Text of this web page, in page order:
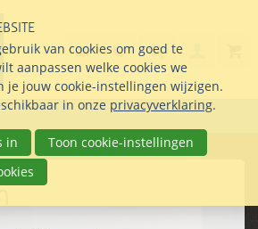
info@seltmann-
Stel uw vraag
085 76 07 000
Search
van cookies om goed te
aanpassen welke cookies we
je jouw cookie-instellingen wijzigen.
in onze privacyverklaring.
in
Toon cookie-instellingen